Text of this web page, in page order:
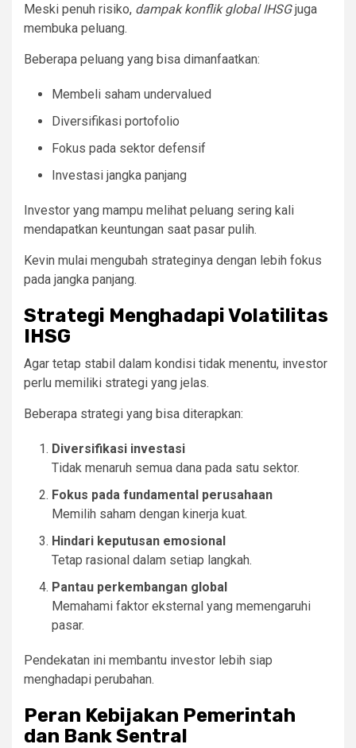
Meski penuh risiko, dampak konflik global IHSGjuga
membuka peluang.
Beberapa peluang yang bisa dimanfaatkan:
Membeli saham undervalued
Diversifikasi portofolio
Fokus pada sektor defensif
Investasi jangka panjang
Investor yang mampu melihat peluang sering kali
mendapatkan keuntungan saat pasar pulih.
Kevin mulai mengubah strateginya dengan lebih fokus
pada jangka panjang.
Strategi Menghadapi Volatilitas
IHSG
Agar tetap stabil dalam kondisi tidak menentu, investor
perlu memiliki strategi yang jelas.
Beberapa strategi yang bisa diterapkan:
Diversifikasi investasi
Tidak menaruh semua dana pada satu sektor.
Fokus pada fundamental perusahaan
Memilih saham dengan kinerja kuat.
Hindari keputusan emosional
Tetap rasional dalam setiap langkah.
Pantau perkembangan global
Memahami faktor eksternal yang memengaruhi
pasar.
Pendekatan ini membantu investor lebih siap
menghadapi perubahan.
Peran Kebijakan Pemerintah
dan Bank Sentral